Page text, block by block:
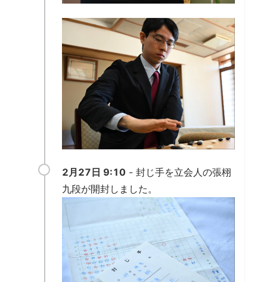
2月27日 9:10 - 封じ手を立会人の張栩
九段が開封しました。